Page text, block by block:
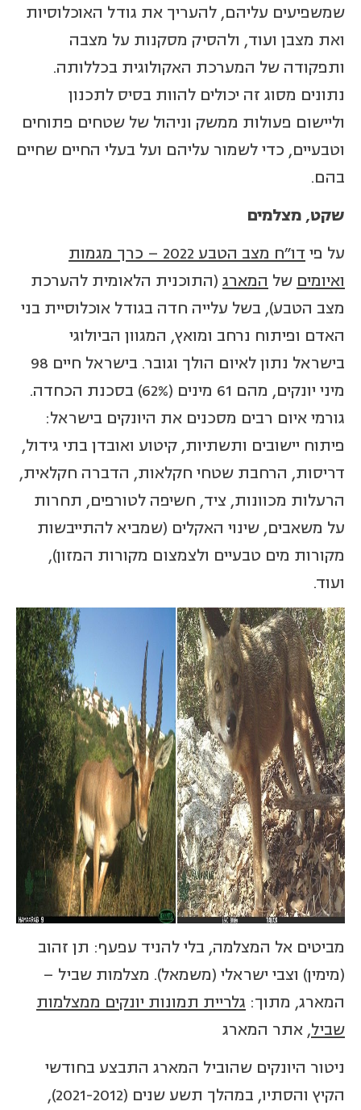
שמשפיעים עליהם, להעריך את גודל האוכלוסיות
ואת מצבן ועוד, ולהסיק מסקנות על מצבה
ותפקודה של המערכת האקולוגית בכללותה.
נתונים מסוג זה יכולים להוות בסיס לתכנון
וליישום פעולות ממשק וניהול של שטחים פתוחים
וטבעיים, כדי לשמור עליהם ועל בעלי החיים שחיים
בהם.
שקט, מצלמים
על פי
דו"ח מצב הטבע 2022 – כרך מגמות
ואיומים של המארג (התוכנית הלאומית להערכת
מצב הטבע), בשל עלייה חדה בגודל אוכלוסיית בני
האדם ופיתוח נרחב ומואץ, המגוון הביולוגי
בישראל נתון לאיום הולך וגובר. בישראל חיים 98
מיני יונקים, מהם 61 מינים (62%) בסכנת הכחדה.
גורמי איום רבים מסכנים את היונקים בישראל:
פיתוח יישובים ותשתיות, קיטוע ואובדן בתי גידול,
דריסות, הרחבת שטחי חקלאות, הדברה חקלאית,
הרעלות מכוונות, ציד, חשיפה לטורפים, תחרות
על משאבים, שינוי האקלים (שמביא להתייבשות
מקורות מים טבעיים ולצמצום מקורות המזון),
ועוד.
מביטים אל המצלמה, בלי להניד עפעף: תן זהוב
(מימין) וצבי ישראלי (משמאל). מצלמות שביל –
המארג, מתוך: גלריית תמונות יונקים ממצלמות
שביל, אתר המארג
ניטור היונקים שהוביל המארג התבצע בחודשי
הקיץ והסתיו, במהלך תשע שנים (2021-2012),